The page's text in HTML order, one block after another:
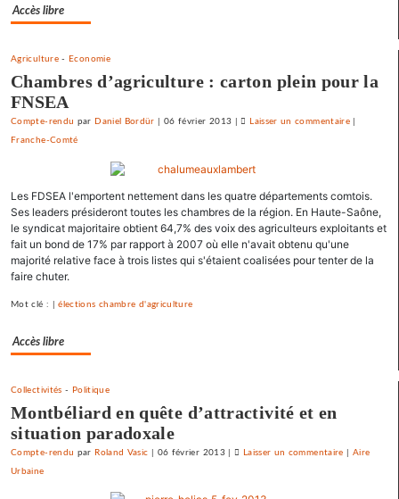
Accès libre
Agriculture- Economie
Chambres d’agriculture : carton plein pour la
FNSEA
Compte-rendu par Daniel Bordür 06 février 2013 Laisser un commentaire
de
ses
emprunts
Franche-Comté
Les FDSEA l'emportent nettement dans les quatre départements comtois.
Ses leaders présideront toutes les chambres de la région. En Haute-Saône,
le syndicat majoritaire obtient 64,7% des voix des agriculteurs exploitants et
fait un bond de 17% par rapport à 2007 où elle n'avait obtenu qu'une
majorité relative face à trois listes qui s'étaient coalisées pour tenter de la
faire chuter.
Mot clé : |élections chambre d'agriculture
Accès libre
Collectivités - Politique
Montbéliard en quête d’attractivité et en
situation paradoxale
Compte-rendu par Roland Vasic 06 février 2013| Laisser un commentaire onAire
Urbaine